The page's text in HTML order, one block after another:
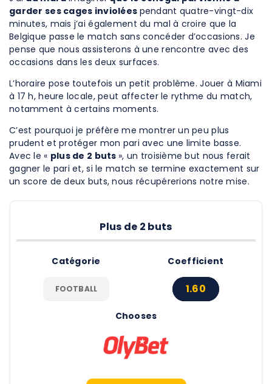
garder ses cages inviolées pendant quatre-vingt-dix
minutes, mais j’ai également du mal à croire que la
Belgique passe le match sans concéder d’occasions. Je
pense que nous assisterons à une rencontre avec des
occasions dans les deux surfaces.
L’horaire pose toutefois un petit problème. Jouer à Miami
à 17 h, heure locale, peut affecter le rythme du match,
notamment à certains moments.
C’est pourquoi je préfère me montrer un peu plus
prudent et protéger mon pari avec une limite basse.
Avec le « plus de 2 buts », un troisième but nous ferait
gagner le pari et, si le match se termine exactement sur
un score de deux buts, nous récupérerions notre mise.
Plus de 2 buts
Catégorie
FOOTBALL
Coefficient
1.60
Chooses